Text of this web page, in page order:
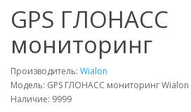
GPS ГЛОНАСС
мониторинг
Производитель: Wialon
Модель: GPS ГЛОНАСС мониторинг Wialon
Наличие: 9999